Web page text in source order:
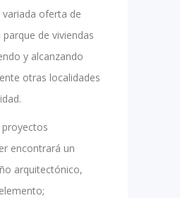
variada oferta de
de viviendas
y alcanzando
otras localidades
encontrará un
arquitectónico,